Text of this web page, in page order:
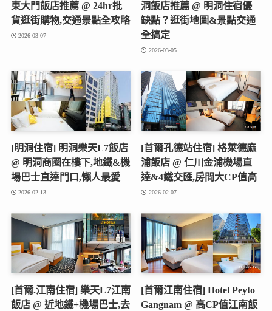
東大門飯店推薦 @ 24hr批
貨逛街購物,交通景點全攻略
2026-03-07
洞飯店推薦 @ 明洞住宿優
缺點？逛街地圖&景點交通
全搞定
2026-03-05
[明洞住宿] 明洞樂天L7飯店
@ 明洞商圈在樓下,地鐵&機
場巴士直達門口,懶人最愛
2026-02-13
[首爾孔德站住宿] 格萊德麻
浦飯店 @ 仁川金浦機場直
達&4鐵交匯,房間大CP值高
2026-02-07
[首爾.江南住宿] 樂天L7江南
飯店 @ 近地鐵+機場巴士,去
[首爾江南住宿] Hotel Peyto
Gangnam @ 高CP值江南飯